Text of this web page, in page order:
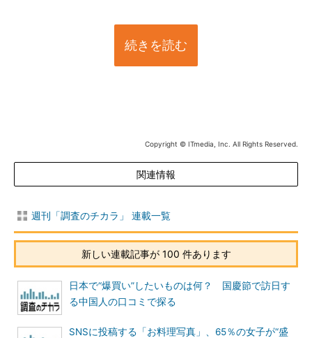
続きを読む
Copyright © ITmedia, Inc. All Rights Reserved.
関連情報
週刊「調査のチカラ」 連載一覧
新しい連載記事が 100 件あります
日本で“爆買い”したいものは何？ 国慶節で訪日す
る中国人の口コミで探る
SNSに投稿する「お料理写真」、65％の女子が“盛